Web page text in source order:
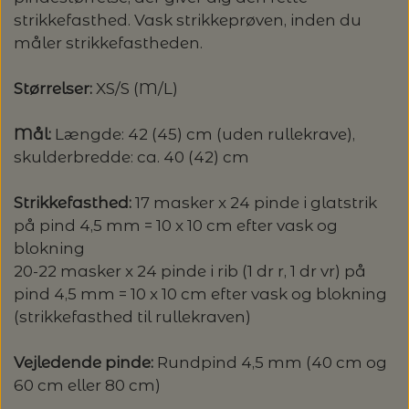
PASCUALI: NEPAL - SPAR 20%
PASCULI: SUAVE - SPAR 20%
POMP STITCH - BRODERI - SPAR 30-35%
SPAR 40% - GLERUPS STØVLER BØRN (STR.
PERMIN: SPAR 30% PÅ ALLE
BALDYRE: UDVALGTE BRODERIER - SPAR
LANG YARNS
PASCUALI
RAUMA GARN
PERMIN
SOMMERGARN
LENE HOLME SAMSØE - LEKNIT
MY FAVOURITE THINGS KNITWEAR
ODD ROW
OTHER LOOPS
RAUMA
SUSIE HAUMANN
MASKESTOPPERE
MASKEWIRES
MÅLEBÅND / PINDEMÅLERE
OPSKRIFTHOLDER FRA KNITPRO -
MAGMA
SAKSE
strikkefasthed. Vask strikkeprøven, inden du
måler strikkefastheden.
Størrelser: XS/S (M/L)
Mål: Længde: 42 (45) cm (uden rullekrave),
skulderbredde: ca. 40 (42) cm
Strikkefasthed: 17 masker x 24 pinde i glatstrik
på pind 4,5 mm = 10 x 10 cm efter vask og
blokning
20-22 masker x 24 pinde i rib (1 dr r, 1 dr vr) på
pind 4,5 mm = 10 x 10 cm efter vask og blokning
(strikkefasthed til rullekraven)
Vejledende pinde: Rundpind 4,5 mm (40 cm og
60 cm eller 80 cm)